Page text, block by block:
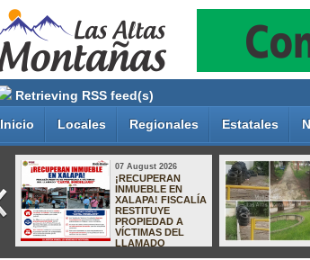
Retrieving RSS feed(s)
Inicio Locales Regionales Estatales
07 August 2026
¡RECUPERAN
INMUEBLE EN
XALAPA! FISCALÍA
RESTITUYE
PROPIEDAD A
VÍCTIMAS DEL
LLAMADO